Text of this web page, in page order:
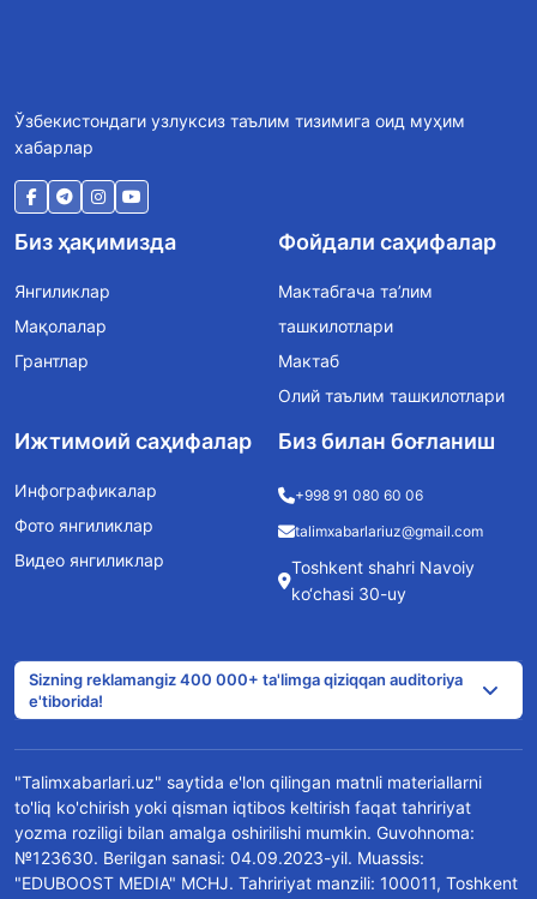
Ўзбекистондаги узлуксиз таълим тизимига оид муҳим
хабарлар
Биз ҳақимизда
Янгиликлар
Мақолалар
Грантлар
Фойдали саҳифалар
Мактабгача та’лим
ташкилотлари
Мактаб
Олий таълим ташкилотлари
Ижтимоий саҳифалар
Инфографикалар
Фото янгиликлар
Видео янгиликлар
Биз билан боғланиш
+998 91 080 60 06
talimxabarlariuz@gmail.com
Toshkent shahri Navoiy
ko‘chasi 30-uy
Sizning reklamangiz 400 000+ ta'limga qiziqqan auditoriya
e'tiborida!
"Talimxabarlari.uz" saytida e'lon qilingan matnli materiallarni
to'liq ko'chirish yoki qisman iqtibos keltirish faqat tahririyat
yozma roziligi bilan amalga oshirilishi mumkin. Guvohnoma:
№123630. Berilgan sanasi: 04.09.2023-yil. Muassis:
"EDUBOOST MEDIA" MCHJ. Tahririyat manzili: 100011, Toshkent